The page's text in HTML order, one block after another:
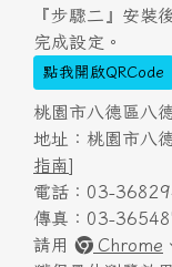
『步驟二』安裝
完成設定。
點我開啟QRCode
桃園市八德區八
地址：桃園市八
指南]
電話：03-
傳真：03-
請用
Chrome